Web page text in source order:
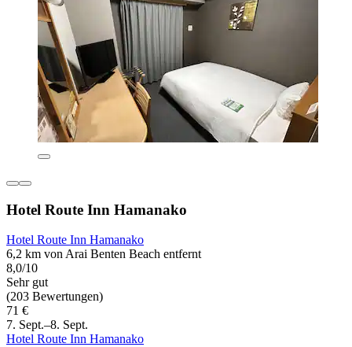
Hotel Route Inn Hamanako
Hotel Route Inn Hamanako
6,2 km von Arai Benten Beach entfernt
8,0/10
Sehr gut
(203 Bewertungen)
71 €
7. Sept.–8. Sept.
Hotel Route Inn Hamanako